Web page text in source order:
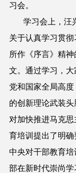
习会。
学习会上，汪兴
关于认真学习贯
所作《序言》精
文。通过学习，
党和国家全局高
的创新理论武装
对加快推进马克
育培训提出了明
中央对干部教育
部在新时代崇尚学